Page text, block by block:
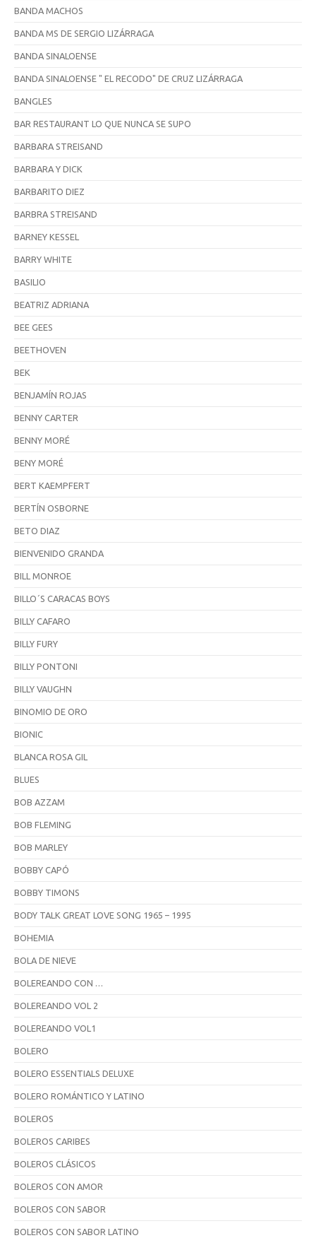
BANDA MACHOS
BANDA MS DE SERGIO LIZÁRRAGA
BANDA SINALOENSE
BANDA SINALOENSE " EL RECODO" DE CRUZ LIZÁRRAGA
BANGLES
BAR RESTAURANT LO QUE NUNCA SE SUPO
BARBARA STREISAND
BARBARA Y DICK
BARBARITO DIEZ
BARBRA STREISAND
BARNEY KESSEL
BARRY WHITE
BASILIO
BEATRIZ ADRIANA
BEE GEES
BEETHOVEN
BEK
BENJAMÍN ROJAS
BENNY CARTER
BENNY MORÉ
BENY MORÉ
BERT KAEMPFERT
BERTÍN OSBORNE
BETO DIAZ
BIENVENIDO GRANDA
BILL MONROE
BILLO´S CARACAS BOYS
BILLY CAFARO
BILLY FURY
BILLY PONTONI
BILLY VAUGHN
BINOMIO DE ORO
BIONIC
BLANCA ROSA GIL
BLUES
BOB AZZAM
BOB FLEMING
BOB MARLEY
BOBBY CAPÓ
BOBBY TIMONS
BODY TALK GREAT LOVE SONG 1965 – 1995
BOHEMIA
BOLA DE NIEVE
BOLEREANDO CON …
BOLEREANDO VOL 2
BOLEREANDO VOL1
BOLERO
BOLERO ESSENTIALS DELUXE
BOLERO ROMÁNTICO Y LATINO
BOLEROS
BOLEROS CARIBES
BOLEROS CLÁSICOS
BOLEROS CON AMOR
BOLEROS CON SABOR
BOLEROS CON SABOR LATINO